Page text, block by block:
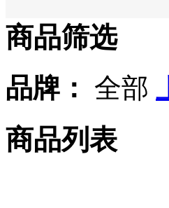
商品筛选
品牌： 全部
商品列表